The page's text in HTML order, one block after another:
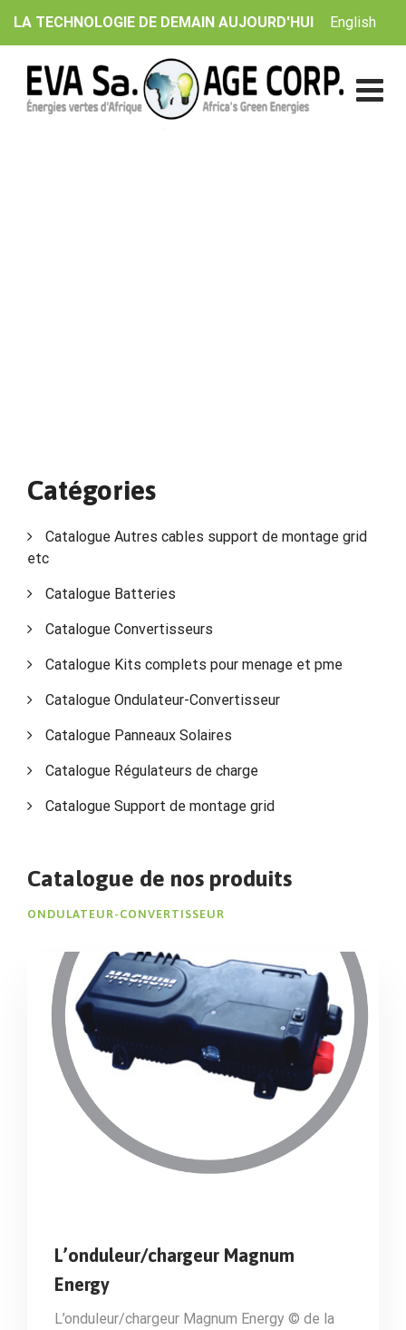
LA TECHNOLOGIE DE DEMAIN AUJOURD'HUI English
Catégories
Catalogue Autres cables support de montage grid
etc
Catalogue Batteries
Catalogue Convertisseurs
Catalogue Kits complets pour menage et pme
Catalogue Ondulateur-Convertisseur
Catalogue Panneaux Solaires
Catalogue Régulateurs de charge
Catalogue Support de montage grid
Catalogue de nos produits
ONDULATEUR-CONVERTISSEUR
L’onduleur/chargeur Magnum
Energy
L’onduleur/chargeur Magnum Energy © de la